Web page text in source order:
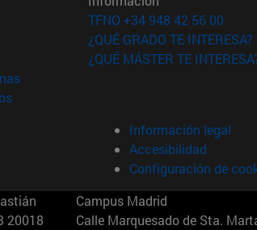
nueva ventana)
ventana)
en nueva ventana)
(abre en nueva ventana)
(abre en nueva ventana)
TFNO +34 948 42 56 00
¿QUÉ GRADO TE INTERESA?
¿QUÉ MÁSTER TE
Información legal
Accesibilidad
Configuración de
20018
Campus Madrid
Calle Marquesado de Sta.